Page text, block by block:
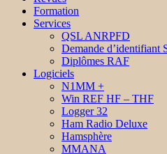
Formation
Services
QSL ANRPFD
Demande d’identifiant
Diplômes RAF
Logiciels
N1MM +
Win REF HF – THF
Logger 32
Ham Radio Deluxe
Hamsphère
MMANA